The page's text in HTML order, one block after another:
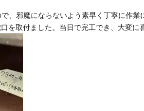
、邪魔にならないよう素早く丁寧に作業
を取付ました。当日で完工でき、大変に